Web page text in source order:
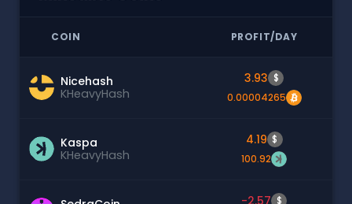
COIN PROFIT/DAY
Nicehash
KHeavyHash
3.93 $
0.00004265
Kaspa
KHeavyHash
4.19 $
100.92
-2.57 $